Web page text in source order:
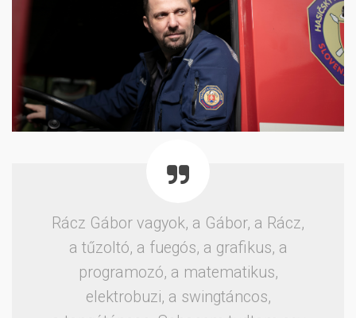
Rácz Gábor vagyok, a Gábor, a Rácz,
a tűzoltó, a fuegós, a grafikus, a
programozó, a matematikus,
elektrobuzi, a swingtáncos,